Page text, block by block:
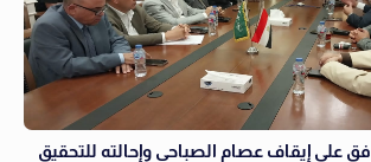
على إيقاف عصام الصباحي وإحالته للتحقيق